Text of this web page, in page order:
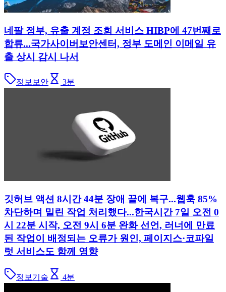
네팔 정부, 유출 계정 조회 서비스 HIBP에 47번째로
합류...국가사이버보안센터, 정부 도메인 이메일 유
출 상시 감시 나서
정보보안 3분
깃허브 액션 8시간 44분 장애 끝에 복구...웹훅 85%
차단하며 밀린 작업 처리했다...한국시간 7일 오전 0
시 22분 시작, 오전 9시 6분 완화 선언, 러너에 만료
된 작업이 배정되는 오류가 원인, 페이지스·코파일
럿 서비스도 함께 영향
정보기술 4분